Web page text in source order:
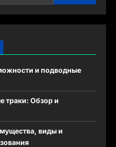
и подводные
траки: Обзор и
виды и